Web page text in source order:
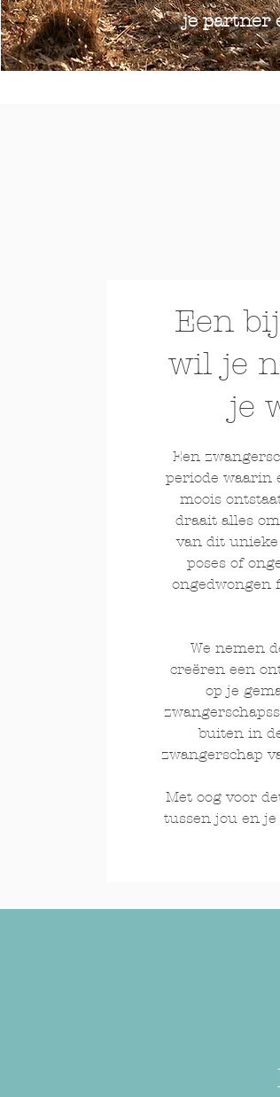
je partner
Een
wil je
je
Een
periode waarin
moois
draait alles
van dit
poses of
ongedwongen
We nemen
creëren een
op je
buiten in
zwangerschap
Met oog voor
tussen jou en